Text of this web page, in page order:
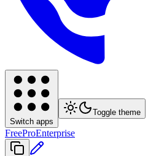
Switch apps
Toggle theme
FreeProEnterprise